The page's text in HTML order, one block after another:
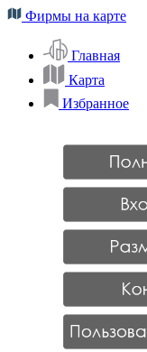
Фирмы на карте
Главная
Карта
Избранное